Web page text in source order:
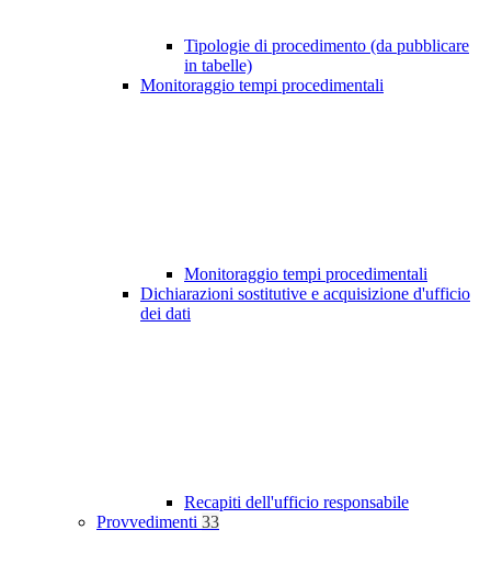
Tipologie di procedimento (da pubblicare
in tabelle)
Monitoraggio tempi procedimentali
Monitoraggio tempi procedimentali
Dichiarazioni sostitutive e acquisizione d'ufficio
dei dati
Recapiti dell'ufficio responsabile
Provvedimenti 33